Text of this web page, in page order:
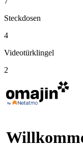
Steckdosen
4
Videotürklingel
2